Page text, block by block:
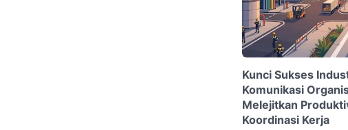
Kunci Sukses
Komunikasi
Melejitkan
Koordinasi Kerja